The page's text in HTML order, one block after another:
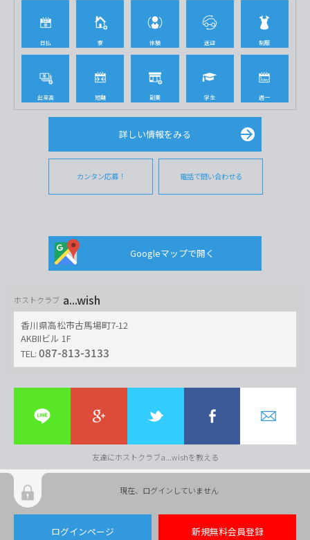
日払 寮 体験 送迎 制服
出来高 短期 副業 学生 週一
詳しい情報をみる
カンタン応募！ 電話で問い合わせる
Googleマップで開く
ホストクラブ a...wish
香川県高松市古馬場町7-12
AKBIIビル 1F
TEL: 087-813-3133
友達にホストクラブa...wishを教える
現在、ログインしていません
ログインページ 新規無料会員登録